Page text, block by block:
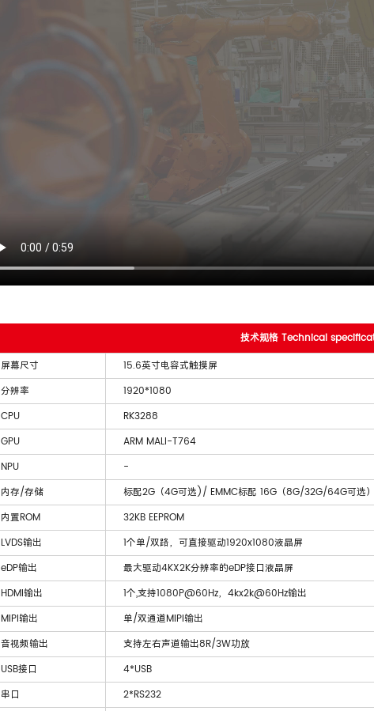
技术规格 Technical
屏幕尺寸
15.6英寸电容式触摸屏
分辨率
1920*1080
CPU
RK3288
GPU
ARM MALI-T764
NPU
-
内存/存储
标配2G（4G可选)/ EMMC标配 16G（8G/32G/64G可选
内置ROM
32KB EEPROM
LVDS输出
1个单/双路，可直接驱动1920x1080液晶屏
eDP输出
最大驱动4KX2K分辨率的eDP接口液晶屏
HDMI输出
1个,支持1080P@60Hz，4kx2k@60Hz输出
MIPI输出
单/双通道MIPI输出
音视频输出
支持左右声道输出8R/3W功放
USB接口
4*USB
串口
2*RS232